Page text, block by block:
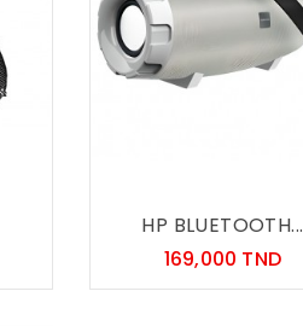
HP BLUETOOTH...
169,000 TNDPrix